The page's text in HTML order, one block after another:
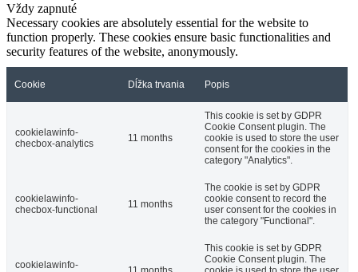
Vždy zapnuté
Necessary cookies are absolutely essential for the website to
function properly. These cookies ensure basic functionalities and
security features of the website, anonymously.
Cookie Dĺžka trvania Popis
cookielawinfo-
checbox-analytics
11 months
This cookie is set by GDPR
Cookie Consent plugin. The
cookie is used to store the user
consent for the cookies in the
category "Analytics".
cookielawinfo-
checbox-functional
11 months
The cookie is set by GDPR
cookie consent to record the
user consent for the cookies in
the category "Functional".
cookielawinfo-
This cookie is set by GDPR
Cookie Consent plugin. The